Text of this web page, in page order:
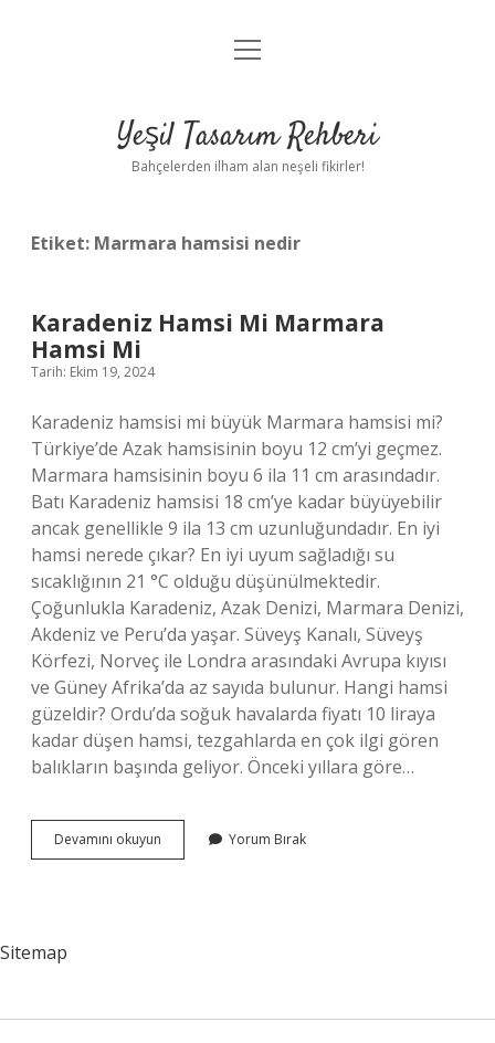
Anasayfa
Yasal Uyarı
menüyü
Yeşil Tasarım Rehberi
Bahçelerden ilham alan neşeli fikirler!
Etiket: Marmara hamsisi nedir
Karadeniz Hamsi Mi Marmara
Hamsi Mi
Tarih: Ekim 19, 2024
Karadeniz hamsisi mi büyük Marmara hamsisi mi?
Türkiye’de Azak hamsisinin boyu 12 cm’yi geçmez.
Marmara hamsisinin boyu 6 ila 11 cm arasındadır.
Batı Karadeniz hamsisi 18 cm’ye kadar büyüyebilir
ancak genellikle 9 ila 13 cm uzunluğundadır. En iyi
hamsi nerede çıkar? En iyi uyum sağladığı su
sıcaklığının 21 °C olduğu düşünülmektedir.
Çoğunlukla Karadeniz, Azak Denizi, Marmara Denizi,
Akdeniz ve Peru’da yaşar. Süveyş Kanalı, Süveyş
Körfezi, Norveç ile Londra arasındaki Avrupa kıyısı
ve Güney Afrika’da az sayıda bulunur. Hangi hamsi
güzeldir? Ordu’da soğuk havalarda fiyatı 10 liraya
kadar düşen hamsi, tezgahlarda en çok ilgi gören
balıkların başında geliyor. Önceki yıllara göre…
Devamını okuyun Karadeniz
Hamsi
Yorum Bırak
Sitemap